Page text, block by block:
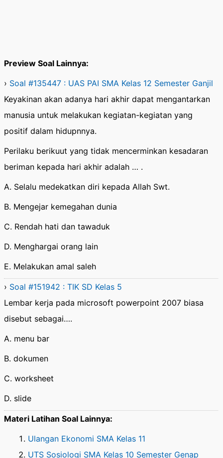
Preview Soal Lainnya:
› Soal #135447 : UAS PAI SMA Kelas 12 Semester Ganjil
Keyakinan akan adanya hari akhir dapat mengantarkan
manusia untuk melakukan kegiatan-kegiatan yang
positif dalam hidupnnya.
Perilaku berikuut yang tidak mencerminkan kesadaran
beriman kepada hari akhir adalah … .
A. Selalu medekatkan diri kepada Allah Swt.
B. Mengejar kemegahan dunia
C. Rendah hati dan tawaduk
D. Menghargai orang lain
E. Melakukan amal saleh
› Soal #151942 : TIK SD Kelas 5
Lembar kerja pada microsoft powerpoint 2007 biasa
disebut sebagai….
A. menu bar
B. dokumen
C. worksheet
D. slide
Materi Latihan Soal Lainnya:
Ulangan Ekonomi SMA Kelas 11
UTS Sosiologi SMA Kelas 10 Semester Genap